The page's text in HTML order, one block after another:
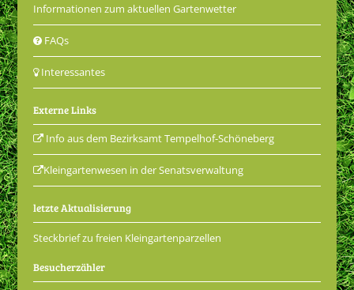
Informationen zum aktuellen Gartenwetter
FAQs
Interessantes
Externe Links
Info aus dem Bezirksamt Tempelhof-Schöneberg
Kleingartenwesen in der Senatsverwaltung
letzte Aktualisierung
Steckbrief zu freien Kleingartenparzellen
Besucherzähler